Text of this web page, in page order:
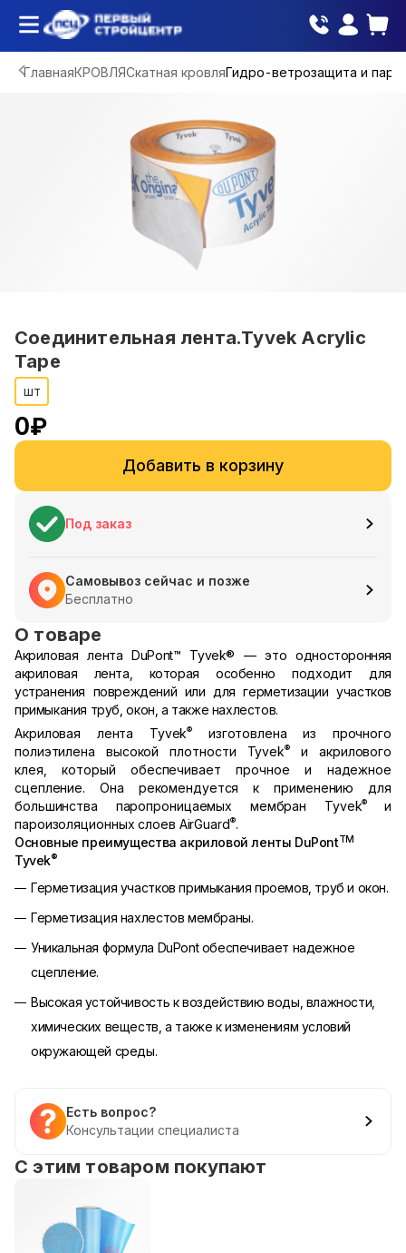
ГлавнаяКРОВЛЯСкатная кровляГидро-ветрозащита и
Соединительная лента.Tyvek Acrylic
Tape
шт
0₽
Добавить в корзину
Под заказ
Самовывоз сейчас и позже
Бесплатно
О товаре
Акриловая лента DuPont™ Tyvek® — это односторонняя
акриловая лента, которая особенно подходит для
устранения повреждений или для герметизации участков
примыкания труб, окон, а также нахлестов.
Акриловая лента Tyvek®
изготовлена из прочного
полиэтилена высокой плотности Tyvek®и акрилового
клея, который обеспечивает прочное и надежное
сцепление. Она рекомендуется к применению для
большинства паропроницаемых мембран Tyvek®и
пароизоляционных слоев AirGuard®.
Основные преимущества акриловой ленты DuPontTM
Tyvek®
Герметизация участков примыкания проемов, труб и окон.
Герметизация нахлестов мембраны.
Уникальная формула DuPont обеспечивает надежное
сцепление.
Высокая устойчивость к воздействию воды, влажности,
химических веществ, а также к изменениям условий
окружающей среды.
Есть вопрос?
Консультации специалиста
С этим товаром покупают